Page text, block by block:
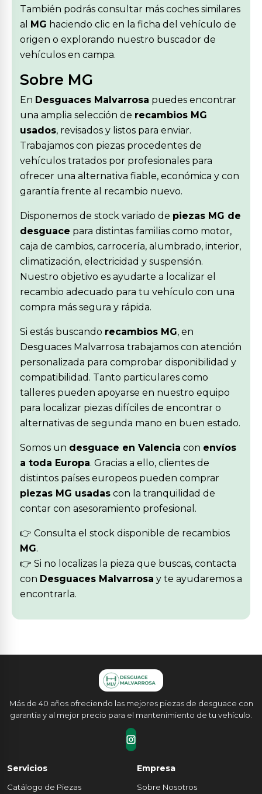
También podrás consultar más coches similares
al MG haciendo clic en la ficha del vehículo de
origen o explorando nuestro buscador de
vehículos en campa.
Sobre MG
En Desguaces Malvarrosa puedes encontrar
una amplia selección de recambios MG
usados, revisados y listos para enviar.
Trabajamos con piezas procedentes de
vehículos tratados por profesionales para
ofrecer una alternativa fiable, económica y con
garantía frente al recambio nuevo.
Disponemos de stock variado de piezas MG de
desguace para distintas familias como motor,
caja de cambios, carrocería, alumbrado, interior,
climatización, electricidad y suspensión.
Nuestro objetivo es ayudarte a localizar el
recambio adecuado para tu vehículo con una
compra más segura y rápida.
Si estás buscando recambios MG, en
Desguaces Malvarrosa trabajamos con atención
personalizada para comprobar disponibilidad y
compatibilidad. Tanto particulares como
talleres pueden apoyarse en nuestro equipo
para localizar piezas difíciles de encontrar o
alternativas de segunda mano en buen estado.
Somos un desguace en Valencia con envíos
a toda Europa. Gracias a ello, clientes de
distintos países europeos pueden comprar
piezas MG usadas con la tranquilidad de
contar con asesoramiento profesional.
👉 Consulta el stock disponible de recambios
MG.
👉 Si no localizas la pieza que buscas, contacta
con Desguaces Malvarrosa y te ayudaremos a
encontrarla.
Más de 40 años ofreciendo las mejores piezas de desguace con
garantía y al mejor precio para el mantenimiento de tu vehículo.
Servicios
Catálogo de Piezas
Empresa
Sobre Nosotros